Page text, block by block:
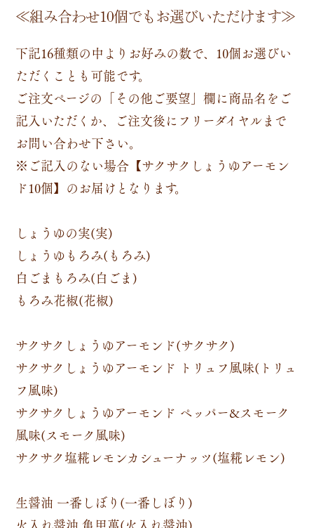
≪組み合わせ10個でもお選びいただけます≫
下記16種類の中よりお好みの数で、10個お選びい
ただくことも可能です。
ご注文ページの「その他ご要望」欄に商品名をご
記入いただくか、ご注文後にフリーダイヤルまで
お問い合わせ下さい。
※ご記入のない場合【サクサクしょうゆアーモン
ド10個】のお届けとなります。
しょうゆの実(実)
しょうゆもろみ(もろみ)
白ごまもろみ(白ごま)
もろみ花椒(花椒)
サクサクしょうゆアーモンド(サクサク)
サクサクしょうゆアーモンド トリュフ風味(トリュ
フ風味)
サクサクしょうゆアーモンド ペッパー&スモーク
風味(スモーク風味)
サクサク塩糀レモンカシューナッツ(塩糀レモン)
生醤油 一番しぼり(一番しぼり)